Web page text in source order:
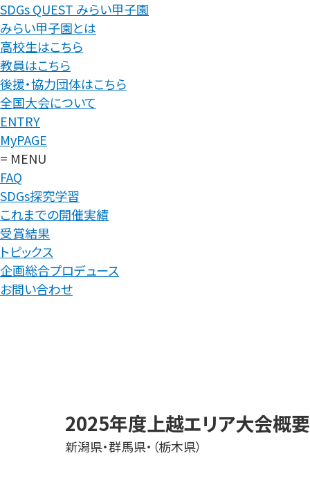
SDGs QUEST みらい甲子園
みらい甲子園とは
高校生はこちら
教員はこちら
後援・協力団体はこちら
全国大会について
ENTRY
MyPAGE
= MENU
FAQ
SDGs探究学習
これまでの開催実績
受賞結果
トピックス
企画総合プロデュース
お問い合わせ
2025年度上越エリア大会概要
新潟県・群馬県・（栃木県）